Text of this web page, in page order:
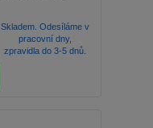
Skladem. Odesíláme v
pracovní dny,
zpravidla do 3-5 dnů.